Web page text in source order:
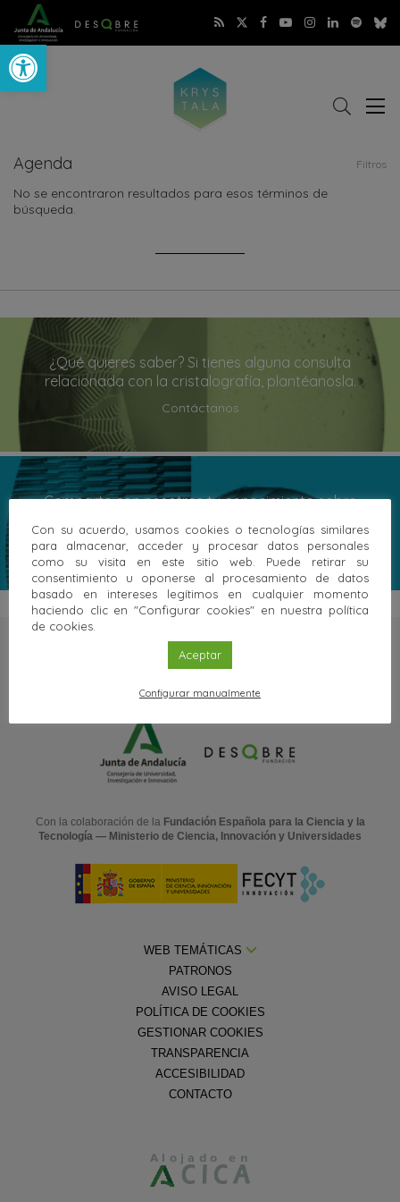
Abrir barra de herramientas
Buscar
Agenda Filtros
No se encontraron resultados para esos términos de
búsqueda.
¿Qué quieres saber? Si tienes alguna consulta
relacionada con la cristalografía, plantéanosla.
Contáctanos
Comparte con nosotros tu conocimiento sobre
Contáctanos
Una web de:
Con la colaboración de la Fundación Española para la Ciencia y la
Tecnología — Ministerio de Ciencia, Innovación y Universidades
WEB TEMÁTICAS
PATRONOS
AVISO LEGAL
POLÍTICA DE COOKIES
GESTIONAR COOKIES
TRANSPARENCIA
ACCESIBILIDAD
CONTACTO
Con su acuerdo, usamos cookies o tecnologías similares
para almacenar, acceder y procesar datos personales
como su visita en este sitio web. Puede retirar su
consentimiento u oponerse al procesamiento de datos
basado en intereses legítimos en cualquier momento
haciendo clic en "Configurar cookies" en nuestra política
de cookies.
Aceptar
Configurar manualmente